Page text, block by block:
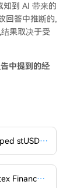
知到 AI 带来的
回答中推断的,
果取决于受
中提到的经
wrapped stUSDT
Cryptex FinanceCTX